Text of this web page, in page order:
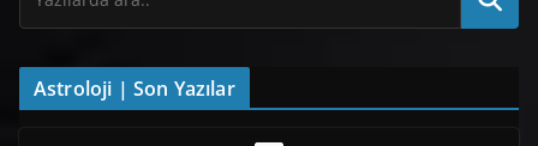
Astroloji | Son Yazılar